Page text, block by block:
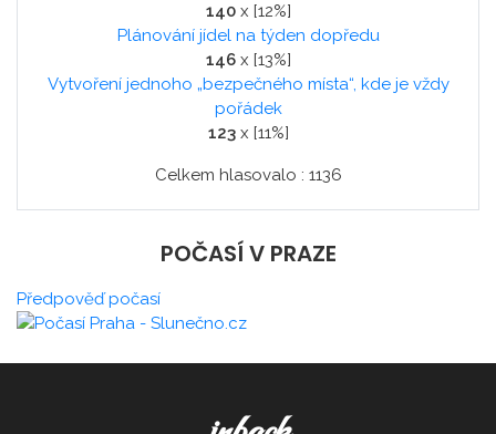
140x [12%]
Plánování jídel na týden dopředu
146x [13%]
Vytvoření jednoho „bezpečného místa“, kde je vždy
pořádek
123x [11%]
Celkem hlasovalo : 1136
POČASÍ V PRAZE
Předpověď počasí